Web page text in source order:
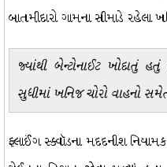
બાતમીદારો ગામના સીમાડે રહેલા
જ્યાંથી બેન્ટોનાઈટ ખોદાતું
સુધીમાં ખનિજ ચોરો વાહનો
ફ્લાઈંગ સ્ક્વૉડના મદદનીશ